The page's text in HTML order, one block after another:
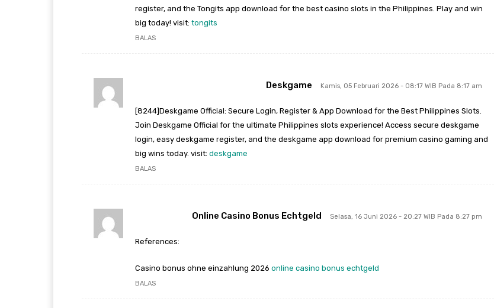
register, and the Tongits app download for the best casino slots in the Philippines. Play and win
big today! visit: tongits
BALAS
Deskgame Kamis, 05 Februari 2026 - 08:17 WIB Pada 8:17 am
[8244]Deskgame Official: Secure Login, Register & App Download for the Best Philippines Slots.
Join Deskgame Official for the ultimate Philippines slots experience! Access secure deskgame
login, easy deskgame register, and the deskgame app download for premium casino gaming and
big wins today. visit: deskgame
BALAS
Online Casino Bonus Echtgeld Selasa, 16 Juni 2026 - 20:27 WIB Pada 8:27 pm
References:
Casino bonus ohne einzahlung 2026 online casino bonus echtgeld
BALAS